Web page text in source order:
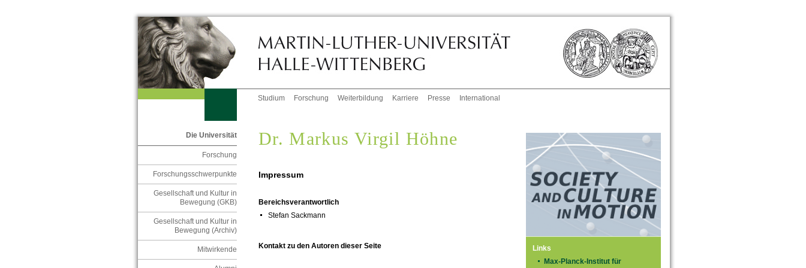
Studium Forschung Weiterbildung Karriere Presse International
Die Universität
Forschung
Forschungsschwerpunkte
Gesellschaft und Kultur in
Bewegung (GKB)
Gesellschaft und Kultur in
Bewegung (Archiv)
Mitwirkende
Links
Max-Planck-Institut für
Dr. Markus Virgil Höhne
Impressum
Bereichsverantwortlich
Stefan Sackmann
Kontakt zu den Autoren dieser Seite